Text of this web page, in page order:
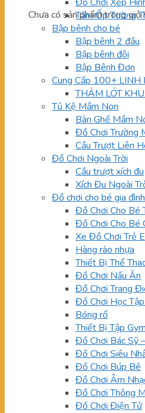
Chưa có sản phẩm trong giỏ
Tấm Ốp Tường
Bập bênh cho bé
Bập bênh 2 đầu
Bập bênh đôi
Bập Bênh Đơn
Cung Cấp 100+
THẢM LÓT
Tủ Kệ Mầm Non
Bàn Ghế Mầm
Đồ Chơi Trường
Cầu Trượt Liên
Đồ Chơi Ngoài Trời
Cầu trượt xích đu
Xích Đu Ngoài
Đồ chơi cho bé gia đình
Đồ Chơi Cho Bé
Đồ Chơi Cho Bé
Xe Đồ Chơi Trẻ
Hàng rào nhựa
Thiết Bị Thể
Đồ Chơi Nấu Ăn
Đồ Chơi Trang
Đồ Chơi Học
Bóng rổ
Thiết Bị Tập
Đồ Chơi Bác Sỹ
Đồ Chơi Siêu
Đồ Chơi Búp Bê
Đồ Chơi Âm
Đồ Chơi Thông
Đồ Chơi Điện Tử